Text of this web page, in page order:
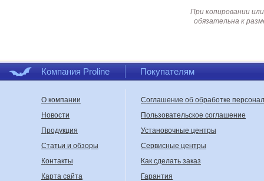
При копировании
обязательна к
Компания Proline Покупателям
О компании
Новости
Продукция
Статьи и обзоры
Контакты
Карта сайта
Соглашение об обработке
Пользовательское соглашение
Установочные центры
Сервисные центры
Как сделать заказ
Гарантия